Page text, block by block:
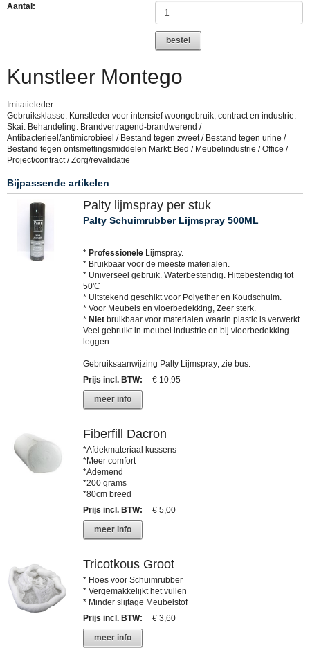
Aantal:
bestel
Kunstleer Montego
Imitatieleder
Gebruiksklasse: Kunstleder voor intensief woongebruik, contract en industrie.
Skai. Behandeling: Brandvertragend-brandwerend /
Antibacterieel/antimicrobieel / Bestand tegen zweet / Bestand tegen urine /
Bestand tegen ontsmettingsmiddelen Markt: Bed / Meubelindustrie / Office /
Project/contract / Zorg/revalidatie
Bijpassende artikelen
Palty lijmspray per stuk
Palty Schuimrubber Lijmspray 500ML
* Professionele Lijmspray.
* Bruikbaar voor de meeste materialen.
* Universeel gebruik. Waterbestendig. Hittebestendig tot
50'C
* Uitstekend geschikt voor Polyether en Koudschuim.
* Voor Meubels en vloerbedekking, Zeer sterk.
* Niet bruikbaar voor materialen waarin plastic is verwerkt.
Veel gebruikt in meubel industrie en bij vloerbedekking
leggen.
Gebruiksaanwijzing Palty Lijmspray; zie bus.
Prijs incl. BTW:
€ 10,95
meer info
Fiberfill Dacron
*Afdekmateriaal kussens
*Meer comfort
*Ademend
*200 grams
*80cm breed
Prijs incl. BTW:
€ 5,00
meer info
Tricotkous Groot
* Hoes voor Schuimrubber
* Vergemakkelijkt het vullen
* Minder slijtage Meubelstof
Prijs incl. BTW:
€ 3,60
meer info